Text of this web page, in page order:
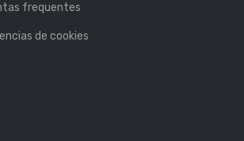
frequentes
de cookies